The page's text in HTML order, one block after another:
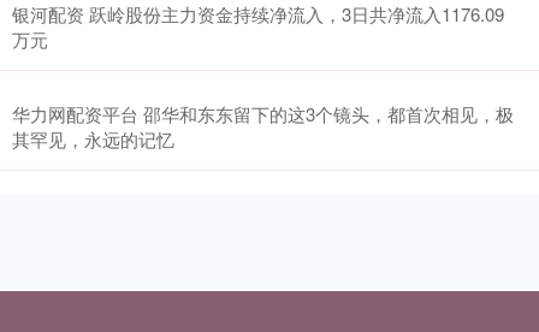
银河配资 跃岭股份主力资金持续净流入，3日共净流入1176.09
万元
华力网配资平台 邵华和东东留下的这3个镜头，都首次相见，极
其罕见，永远的记忆